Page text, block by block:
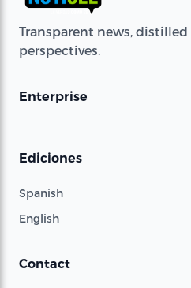
Transparent news, distilled
perspectives.
Enterprise
Ediciones
Spanish
English
Contact